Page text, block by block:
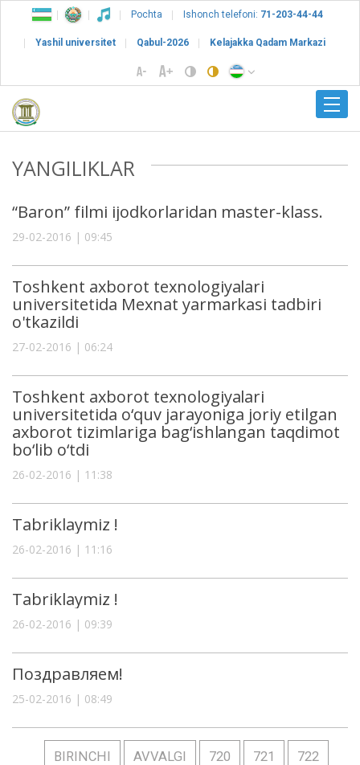
Pochta Ishonch telefoni: 71-203-44-44
Yashil universitet Qabul-2026 Kelajakka Qadam Markazi
YANGILIKLAR
“Baron” filmi ijodkorlaridan master-klass.
29-02-2016 | 09:45
Toshkent axborot texnologiyalari
universitetida Mexnat yarmarkasi tadbiri
o'tkazildi
27-02-2016 | 06:24
Toshkent axborot texnologiyalari
universitetida o‘quv jarayoniga joriy etilgan
axborot tizimlariga bag‘ishlangan taqdimot
bo‘lib o‘tdi
26-02-2016 | 11:38
Tabriklaymiz !
26-02-2016 | 11:16
Tabriklaymiz !
26-02-2016 | 09:39
Поздравляем!
25-02-2016 | 08:49
BIRINCHI AVVALGI 720 721 722